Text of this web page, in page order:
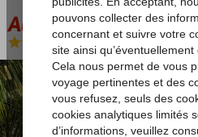
Atlantic Garden
Logement-Appartement